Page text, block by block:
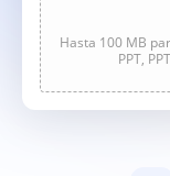
Hasta 100 MB
PPT,